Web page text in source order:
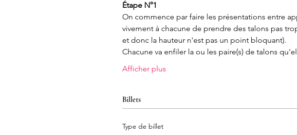
Étape N°1
On commence par faire les présentations entre
vivement à chacune de prendre des talons pas
et donc la hauteur n'est pas un point bloquant).
Chacune va enfiler la ou les paire(s) de talons
Afficher plus
Billets
Type de billet